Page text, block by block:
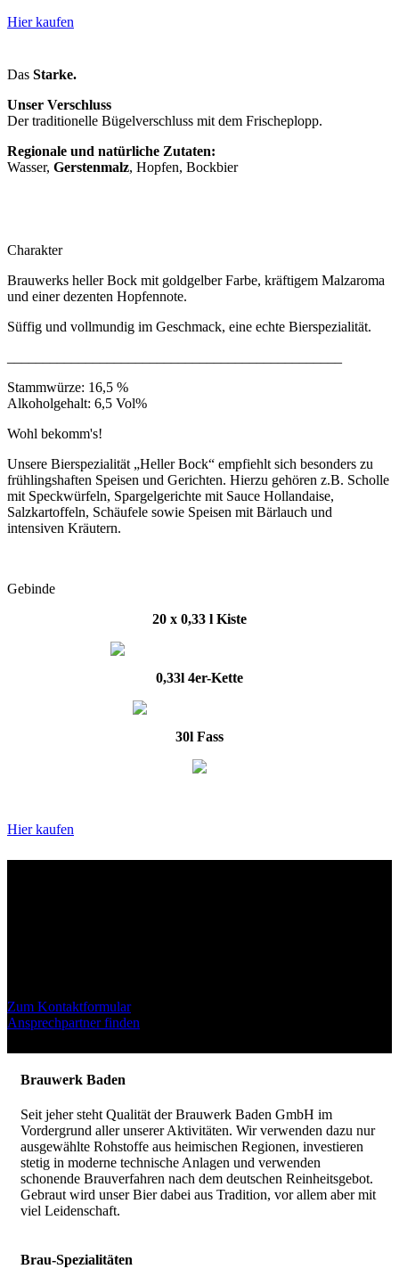
Hier kaufen
Das Starke.
Unser Verschluss
Der traditionelle Bügelverschluss mit dem Frischeplopp.
Regionale und natürliche Zutaten:
Wasser, Gerstenmalz, Hopfen, Bockbier
Charakter
Brauwerks heller Bock mit goldgelber Farbe, kräftigem Malzaroma
und einer dezenten Hopfennote.
Süffig und vollmundig im Geschmack, eine echte Bierspezialität.
Stammwürze: 16,5 %
Alkoholgehalt: 6,5 Vol%
Wohl bekomm's!
Unsere Bierspezialität „Heller Bock“ empfiehlt sich besonders zu
frühlingshaften Speisen und Gerichten. Hierzu gehören z.B. Scholle
mit Speckwürfeln, Spargelgerichte mit Sauce Hollandaise,
Salzkartoffeln, Schäufele sowie Speisen mit Bärlauch und
intensiven Kräutern.
Gebinde
20 x 0,33 l Kiste
0,33l 4er-Kette
30l Fass
Hier kaufen
Zum Kontaktformular
Ansprechpartner finden
Brauwerk Baden
Seit jeher steht Qualität der Brauwerk Baden GmbH im
Vordergrund aller unserer Aktivitäten. Wir verwenden dazu nur
ausgewählte Rohstoffe aus heimischen Regionen, investieren
stetig in moderne technische Anlagen und verwenden
schonende Brauverfahren nach dem deutschen Reinheitsgebot.
Gebraut wird unser Bier dabei aus Tradition, vor allem aber mit
viel Leidenschaft.
Brau-Spezialitäten